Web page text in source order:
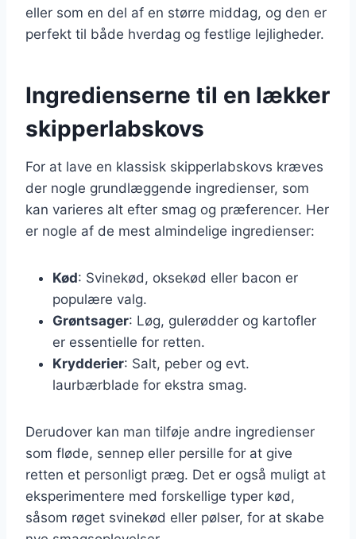
eller som en del af en større middag, og den er
perfekt til både hverdag og festlige lejligheder.
Ingredienserne til en lækker
skipperlabskovs
For at lave en klassisk skipperlabskovs kræves
der nogle grundlæggende ingredienser, som
kan varieres alt efter smag og præferencer. Her
er nogle af de mest almindelige ingredienser:
Kød: Svinekød, oksekød eller bacon er
populære valg.
Grøntsager: Løg, gulerødder og kartofler
er essentielle for retten.
Krydderier: Salt, peber og evt.
laurbærblade for ekstra smag.
Derudover kan man tilføje andre ingredienser
som fløde, sennep eller persille for at give
retten et personligt præg. Det er også muligt at
eksperimentere med forskellige typer kød,
såsom røget svinekød eller pølser, for at skabe